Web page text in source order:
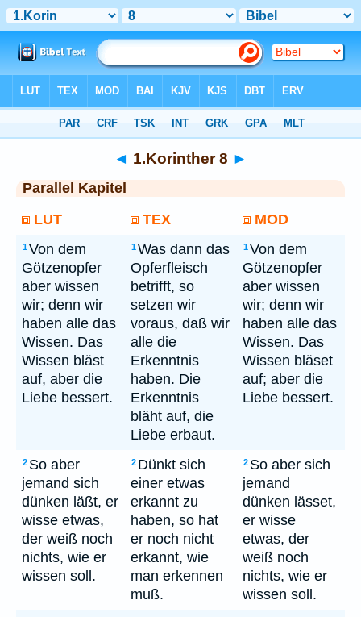
◄ 1.Korinther 8 ►
Parallel Kapitel
LUT
TEX MOD
1Von dem
Götzenopfer
aber wissen
wir; denn wir
haben alle das
Wissen. Das
Wissen bläst
auf, aber die
Liebe bessert.
1Was dann das
Opferfleisch
betrifft, so
setzen wir
voraus, daß wir
alle die
Erkenntnis
haben. Die
Erkenntnis
bläht auf, die
Liebe erbaut.
1Von dem
Götzenopfer
aber wissen
wir; denn wir
haben alle das
Wissen. Das
Wissen bläset
auf; aber die
Liebe bessert.
2 So aber
jemand sich
dünken läßt, er
wisse etwas,
der weiß noch
nichts, wie er
wissen soll.
2 Dünkt sich
einer etwas
erkannt zu
haben, so hat
er noch nicht
erkannt, wie
man erkennen
muß.
2 So aber sich
jemand
dünken lässet,
er wisse
etwas, der
weiß noch
nichts, wie er
wissen soll.